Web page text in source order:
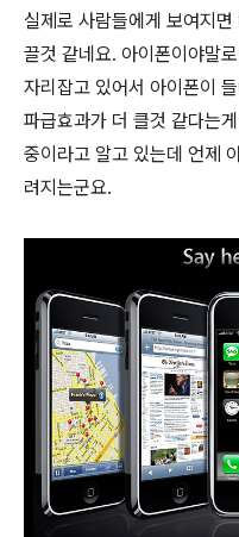
실제로 사람들에게 보여지면
끌것 같네요. 아이폰이야말
자리잡고 있어서 아이폰이
파급효과가 더 클것 같다는
중이라고 알고 있는데 언제
려지는군요.